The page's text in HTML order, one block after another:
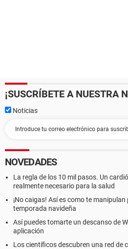
¡SUSCRÍBETE A NUESTRA
Noticias
NOVEDADES
La regla de los 10 mil pasos. Un
realmente necesario para la salud
¡No caigas! Así es como te
temporada navideña
Así puedes tomarte un descanso de
aplicación
Los científicos descubren una red de